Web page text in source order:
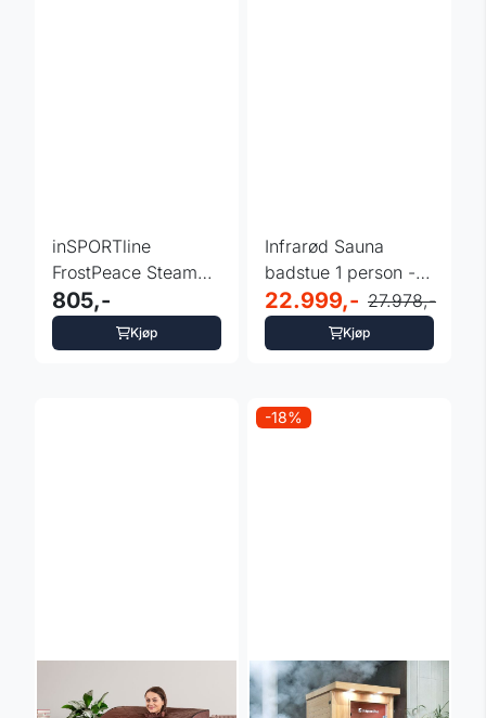
inSPORTline
FrostPeace Steam
System –
Dampsystem for ...
805,-
Kjøp
Infrarød Sauna
badstue 1 person -
InSPORTline Trevirke
100
22.999,- 27.978,-
Kjøp
-18%